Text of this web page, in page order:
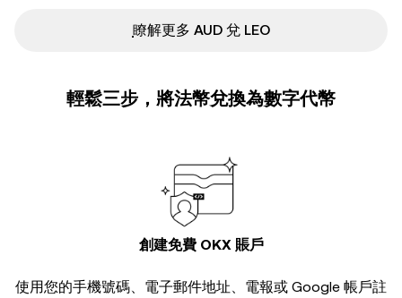
ִִִִִִִִִִִִִִִִִִִִִִִִִִִִִִִִִִִִִִִִִִִִִִִ瞭解更多 AUD 兌 LEO
輕鬆三步，將法幣兌換為數字代幣
創建免費 OKX 賬戶
使用您的手機號碼、電子郵件地址、電報或 Google 帳戶註